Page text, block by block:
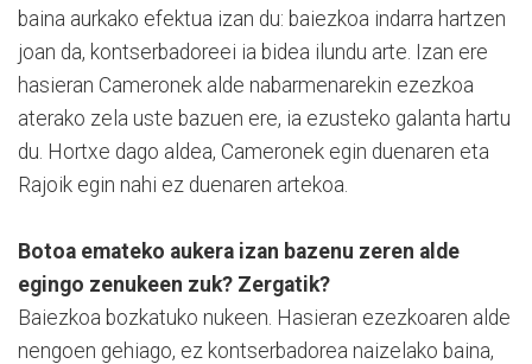
baina aurkako efektua izan du: baiezkoa indarra hartzen
joan da, kontserbadoreei ia bidea ilundu arte. Izan ere
hasieran Cameronek alde nabarmenarekin ezezkoa
aterako zela uste bazuen ere, ia ezusteko galanta hartu
du. Hortxe dago aldea, Cameronek egin duenaren eta
Rajoik egin nahi ez duenaren artekoa.
Botoa emateko aukera izan bazenu zeren alde
egingo zenukeen zuk? Zergatik?
Baiezkoa bozkatuko nukeen. Hasieran ezezkoaren alde
nengoen gehiago, ez kontserbadorea naizelako baina,